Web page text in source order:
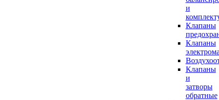
и
Клапаны
Клапаны
Клапаны
и
затворы
обратные